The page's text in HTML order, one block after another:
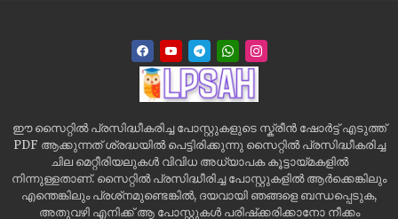
ഈ സൈറ്റിൽ പ്രസിദ്ധീകരിച്ച പോസ്റ്റുകളുടെ സ്ക്രീൻ ഷോർട്ട് എടുത്ത്
PDF ആക്കുന്നത് ശ്രദ്ധയിൽ പെട്ടിരിക്കുന്നു സൈറ്റിൽ പ്രസിദ്ധീകരിച്ച
ചില മെറ്റീരിയലുകൾ വിവിധ അധ്യാപക കൂട്ടായ്മകളിൽ
നിന്നുള്ളതാണ്. സൈറ്റിൽ പ്രസിദ്ധീരിച്ച പോസ്റ്റുകളിൽ ആർക്കെങ്കിലും
എന്തെങ്കിലും പ്രശ്‌നമുണ്ടെങ്കിൽ, ദയവായി ഞങ്ങളെ ബന്ധപ്പെടുക,
അതുവഴി എനിക്ക് ആ പോസ്റ്റുകൾ പരിഷ്‌ക്കരിക്കാനോ നീക്കം